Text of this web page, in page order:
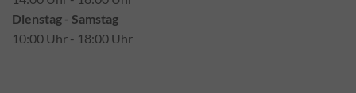
Dienstag - Samstag
10:00 Uhr - 18:00 Uhr